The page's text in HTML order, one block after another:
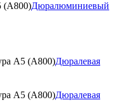
Дюралюминиевый
Дюралевая
Дюралевая